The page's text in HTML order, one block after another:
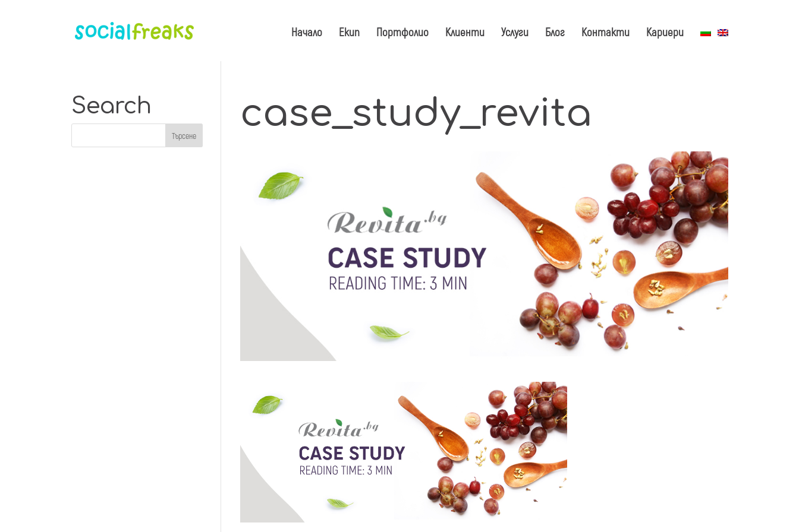
Начало Екип Портфолио Клиенти Услуги Блог Контакти Кариери
case_study_revita
Search